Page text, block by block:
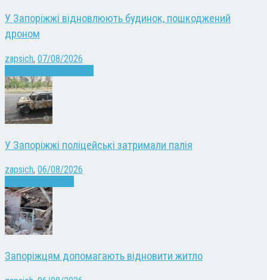
У Запоріжжі відновлюють будинок, пошкоджений
дроном
zapsich, 07/08/2026
У Запоріжжі поліцейські затримали палія
zapsich, 06/08/2026
Запоріжцям допомагають відновити житло